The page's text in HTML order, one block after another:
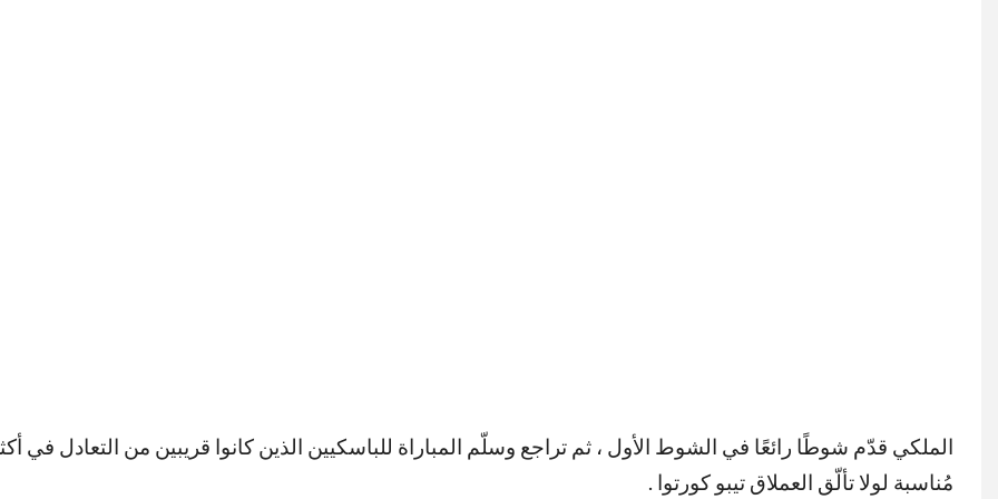
الملكي قدّم شوطًا رائعًا في الشوط الأول ، ثم تراجع وسلّم المباراة للباسكيين الذين كانوا قريبين من التعادل في
مُناسبة لولا تألّق العملاق تيبو كورتوا .